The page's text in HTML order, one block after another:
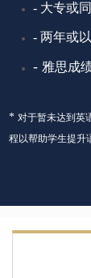
- 大专或
- 两年或
- 雅思成
* 对于暂未达到英
程以帮助学生提升